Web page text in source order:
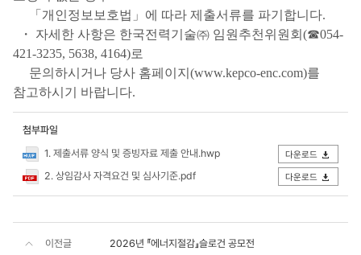
「개인정보보호법」에 따라 제출서류를 파기합니다.
・ 자세한 사항은 한국전력기술㈜ 임원추천위원회(☎054-
421-3235, 5638, 4164)로
문의하시거나 당사 홈페이지(www.kepco-enc.com)를
참고하시기 바랍니다.
첨부파일
1. 제출서류 양식 및 증빙자료 제출 안내.hwp
다운로드
2. 상임감사 자격요건 및 심사기준.pdf 다운로드
이전글 2026년 『에너지절감』슬로건 공모전